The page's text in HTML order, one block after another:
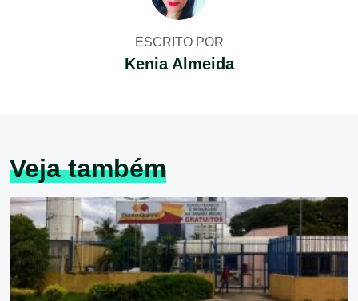
ESCRITO POR
Kenia Almeida
Veja também